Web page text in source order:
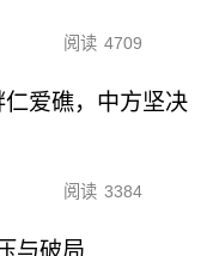
阅读 4709
爱礁，中方坚决
阅读 3384
与破局